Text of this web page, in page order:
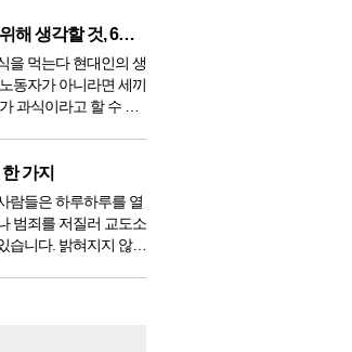
깨끗한 혈액 만들기 위해 생각할 것, 6가지
을 먹는다 현대인의 생
동자가 아니라면 세끼
과식이라고 할 수 있
음식을 섭취한다. 게
가지
람들은 하루하루를 열
범죄를 저질러 교도소
니다. 밝혀지지 않았